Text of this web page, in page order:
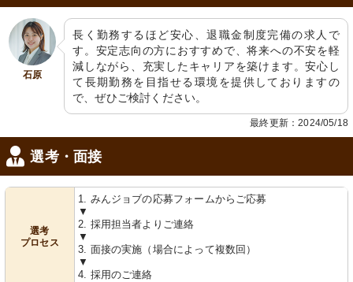
機能訓練室
光が差し込む明るい空間で、リハビリ
テーションに適した設備が整っていま
す。
トイレ
手すり付きで安心なトイレ空間です。
動作サポートを考えた設計になってい
ます。
安全を考慮した手すり付き洗面スペー
スです。利便性と機能性を備えており
ます。
浴室
安全に配慮した設計の浴室空間です。
快適な介護を支援するための機能が整
石原
長く勤務するほど安心、退職金制度完備の求人で
す。安定志向の方におすすめで、将来への不安を軽
減しながら、充実したキャリアを築けます。安心し
て長期勤務を目指せる環境を提供しておりますの
で、ぜひご検討ください。
最終更新：2024/05/18
選考・面接
選考
プロセス
1. みんジョブの応募フォームからご応募
▼
2. 採用担当者よりご連絡
▼
3. 面接の実施（場合によって複数回）
▼
4. 採用のご連絡